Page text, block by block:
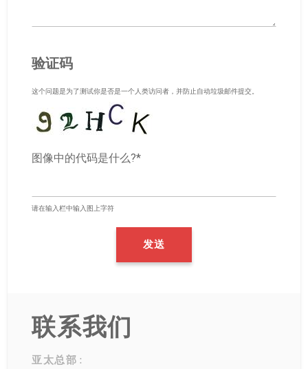
验证码
这个问题是为了测试你是否是一个人类访问者，并防止自动垃圾邮件提交。
图像中的代码是什么?*
请在输入栏中输入图上字符
联系我们
亚太总部 :